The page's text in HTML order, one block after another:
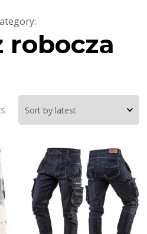
:
robocza